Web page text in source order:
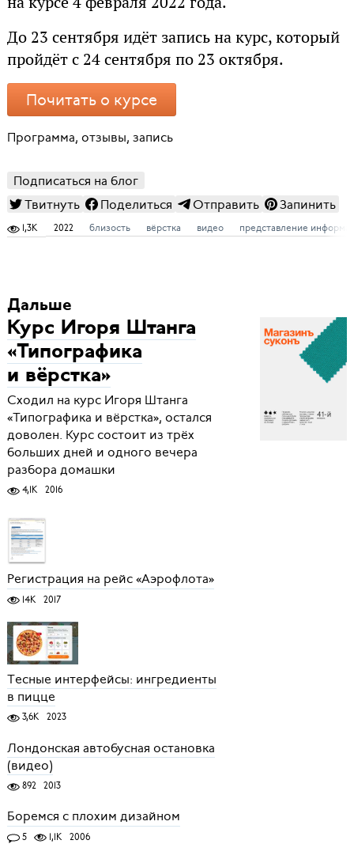
До 23 сентября идёт запись на курс, который
пройдёт с 24 сентября по 23 октября.
Почитать о курсе
Программа, отзывы, запись
Подписаться на блог
Твитнуть
Поделиться Отправить Запинить
1,3K 2022 близость вёрстка видео представление
Дальше
Курс Игоря Штанга
«Типографика
и вёрстка»
Сходил на курс Игоря Штанга
«Типографика и вёрстка», остался
доволен. Курс состоит из трёх
больших дней и одного вечера
разбора домашки
4,1K 2016
Регистрация на рейс «Аэрофлота»
14K 2017
Тесные интерфейсы: ингредиенты
в пицце
3,6K 2023
Лондонская автобусная остановка
(видео)
892 2013
Боремся с плохим дизайном
5 1,1K 2006